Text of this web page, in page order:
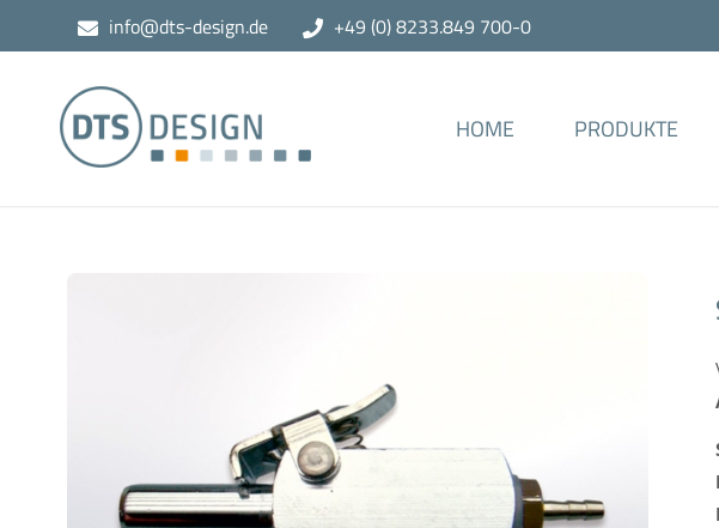
info@dts-design.de +49 (0) 8233.849 700-0
HOME PRODUKTE